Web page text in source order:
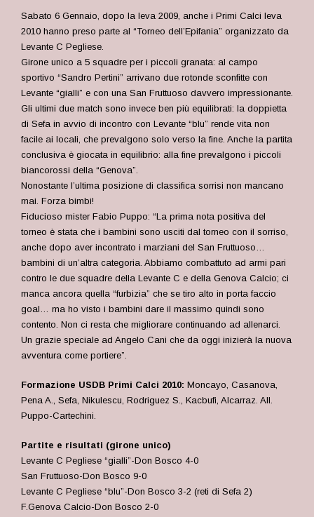
Sabato 6 Gennaio, dopo la leva 2009, anche i Primi Calci leva
2010 hanno preso parte al “Torneo dell’Epifania” organizzato da
Levante C Pegliese.
Girone unico a 5 squadre per i piccoli granata: al campo
sportivo “Sandro Pertini” arrivano due rotonde sconfitte con
Levante “gialli” e con una San Fruttuoso davvero impressionante.
Gli ultimi due match sono invece ben più equilibrati: la doppietta
di Sefa in avvio di incontro con Levante “blu” rende vita non
facile ai locali, che prevalgono solo verso la fine. Anche la partita
conclusiva è giocata in equilibrio: alla fine prevalgono i piccoli
biancorossi della “Genova”.
Nonostante l’ultima posizione di classifica sorrisi non mancano
mai. Forza bimbi!
Fiducioso mister Fabio Puppo: “La prima nota positiva del
torneo è stata che i bambini sono usciti dal torneo con il sorriso,
anche dopo aver incontrato i marziani del San Fruttuoso…
bambini di un’altra categoria. Abbiamo combattuto ad armi pari
contro le due squadre della Levante C e della Genova Calcio; ci
manca ancora quella “furbizia” che se tiro alto in porta faccio
goal… ma ho visto i bambini dare il massimo quindi sono
contento. Non ci resta che migliorare continuando ad allenarci.
Un grazie speciale ad Angelo Cani che da oggi inizierà la nuova
avventura come portiere”.
Formazione USDB Primi Calci 2010: Moncayo, Casanova,
Pena A., Sefa, Nikulescu, Rodriguez S., Kacbufi, Alcarraz. All.
Puppo-Cartechini.
Partite e risultati (girone unico)
Levante C Pegliese “gialli”-Don Bosco 4-0
San Fruttuoso-Don Bosco 9-0
Levante C Pegliese “blu”-Don Bosco 3-2 (reti di Sefa 2)
F.Genova Calcio-Don Bosco 2-0